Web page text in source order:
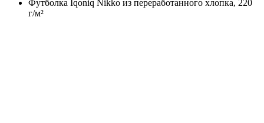
Футболка Iqoniq Nikko из переработанного хлопка, 220
г/м²